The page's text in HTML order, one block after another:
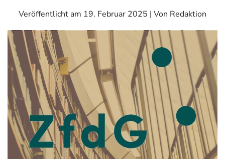
Veröffentlicht am 19. Februar 2025 | Von Redaktion